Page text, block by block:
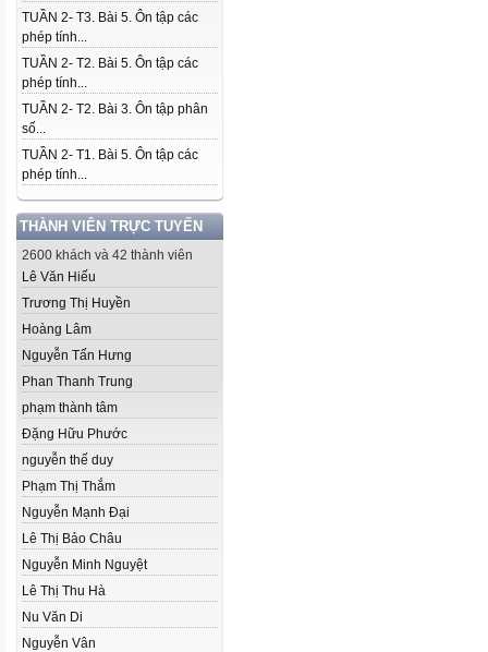
TUẦN 2- T3. Bài 5. Ôn tập các
phép tính...
TUẦN 2- T2. Bài 5. Ôn tập các
phép tính...
TUẦN 2- T2. Bài 3. Ôn tập phân
số...
TUẦN 2- T1. Bài 5. Ôn tập các
phép tính...
THÀNH VIÊN TRỰC TUYẾN
2600 khách và 42 thành viên
Lê Văn Hiếu
Trương Thị Huyền
Hoàng Lâm
Nguyễn Tấn Hưng
Phan Thanh Trung
phạm thành tâm
Đặng Hữu Phước
nguyễn thế duy
Phạm Thị Thắm
Nguyễn Mạnh Đại
Lê Thị Bảo Châu
Nguyễn Minh Nguyệt
Lê Thị Thu Hà
Nu Văn Di
Nguyễn Vân